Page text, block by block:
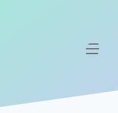
menüyü